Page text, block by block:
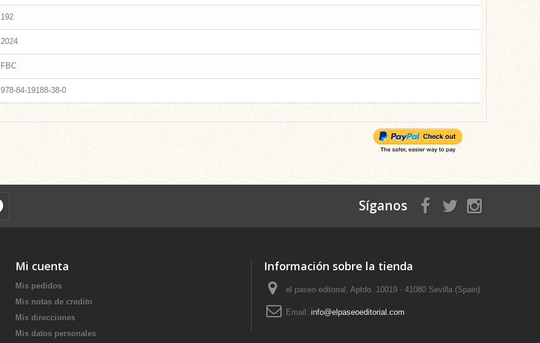
192
2024
FBC
978-84-19188-38-0
Síganos
Mi cuenta
Mis pedidos
Mis notas de credito
Mis direcciones
Mis datos personales
Información sobre la tienda
el paseo editorial, Aptdo. 10019 - 41080 Sevilla (Spain)
Email: info@elpaseoeditorial.com